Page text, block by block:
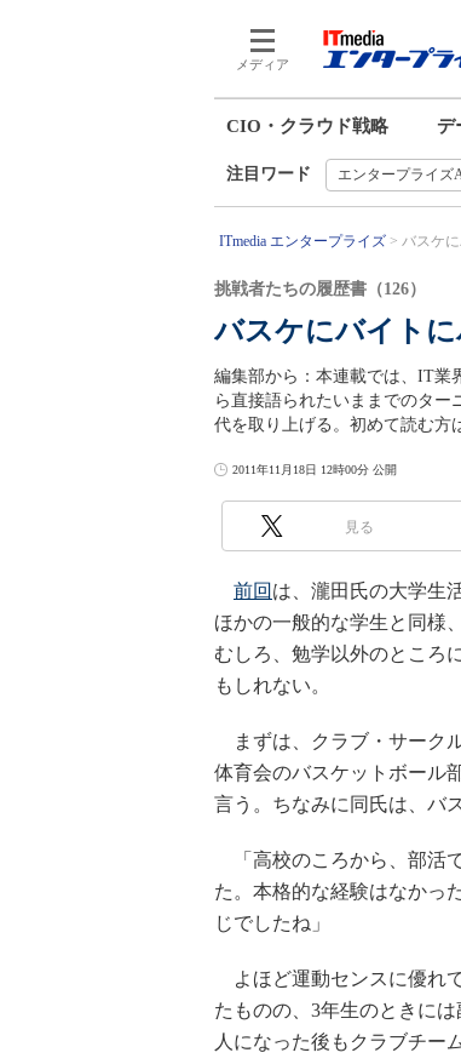
メディア
CIO・クラウド戦略 デ
注目ワード エンタープライズ
ITmedia エンタープライズ バスケ
バスケにバイト
挑戦者たちの履歴書（126）
編集部から：本連載では、IT業
ら直接語られたいままでのタ
代を取り上げる。初めて読む方
2011年11月18日 12時00分 公開
見る
前回 は、瀧田氏の大学生
ほかの一般的な学生と同様
むしろ、勉学以外のところ
もしれない。
まずは、クラブ・サーク
体育会のバスケットボール
言う。ちなみに同氏は、バ
「高校のころから、部活
た。本格的な経験はなかっ
じでしたね」
よほど運動センスに優れ
たものの、3年生のときに
人になった後もクラブチー